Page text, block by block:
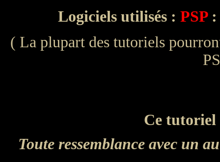
Logiciels utilisés : PSP:
( La plupart des tutoriels
Ce tutoriel
Toute ressemblance avec un